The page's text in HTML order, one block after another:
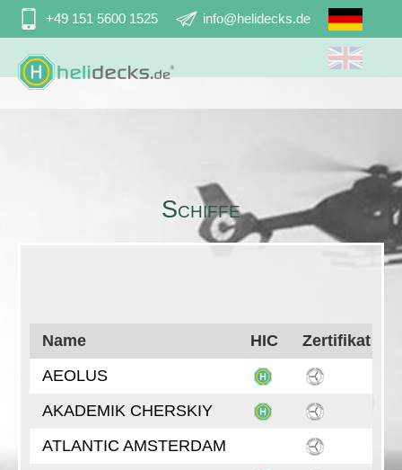
Navigation
überspringen
+49 151 5600 1525 info@helidecks.de
Schiffe
Name HIC
Zertifikat
AEOLUS
AKADEMIK CHERSKIY
ATLANTIC AMSTERDAM